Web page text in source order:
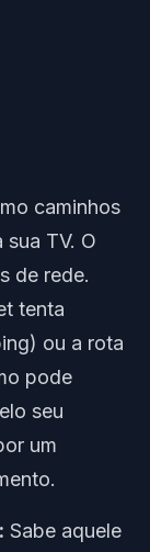
caminhos
TV. O
de rede.
tenta
ou a rota
pode
seu
um
Sabe aquele